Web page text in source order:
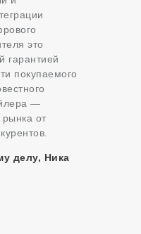
это
гарантией
покупаемого
—
рынка от
делу, Ника